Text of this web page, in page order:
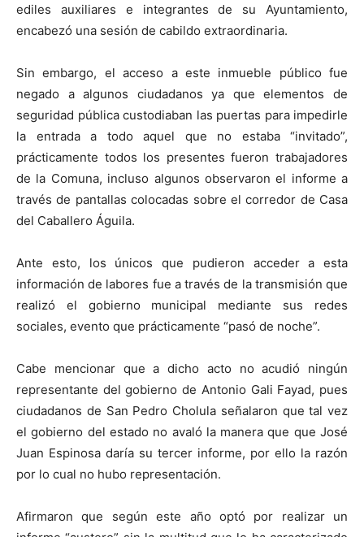
ediles auxiliares e integrantes de su Ayuntamiento,
encabezó una sesión de cabildo extraordinaria.
Sin embargo, el acceso a este inmueble público fue
negado a algunos ciudadanos ya que elementos de
seguridad pública custodiaban las puertas para impedirle
la entrada a todo aquel que no estaba “invitado”,
prácticamente todos los presentes fueron trabajadores
de la Comuna, incluso algunos observaron el informe a
través de pantallas colocadas sobre el corredor de Casa
del Caballero Águila.
Ante esto, los únicos que pudieron acceder a esta
información de labores fue a través de la transmisión que
realizó el gobierno municipal mediante sus redes
sociales, evento que prácticamente “pasó de noche”.
Cabe mencionar que a dicho acto no acudió ningún
representante del gobierno de Antonio Gali Fayad, pues
ciudadanos de San Pedro Cholula señalaron que tal vez
el gobierno del estado no avaló la manera que que José
Juan Espinosa daría su tercer informe, por ello la razón
por lo cual no hubo representación.
Afirmaron que según este año optó por realizar un